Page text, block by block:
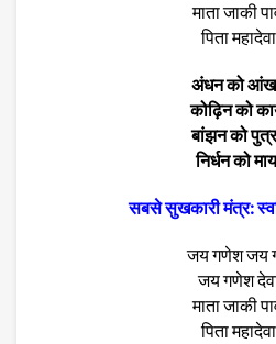
माता जाकी
पिता
अंधन को आंख
कोढ़िन को
बांझन को
निर्धन को
सबसे सुखकारी मंत्र:
जय गणेश जय
जय गणेश
माता जाकी
पिता